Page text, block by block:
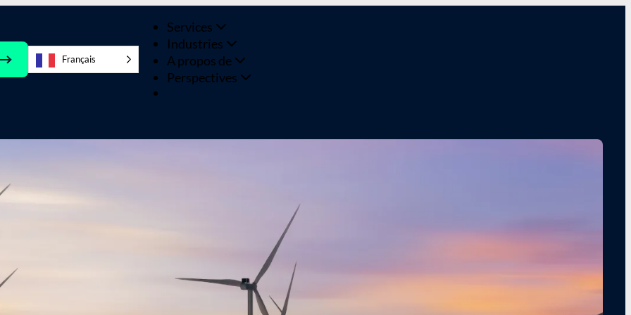
Français
Services
Industries
A propos de
Perspectives